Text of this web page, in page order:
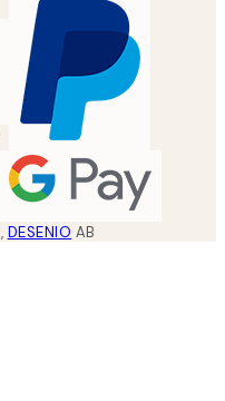
, DESENIO AB